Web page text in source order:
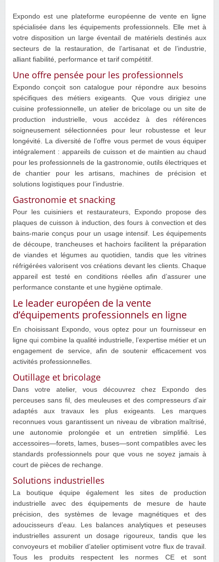
Expondo est une plateforme européenne de vente en ligne
spécialisée dans les équipements professionnels. Elle met à
votre disposition un large éventail de matériels destinés aux
secteurs de la restauration, de l’artisanat et de l’industrie,
alliant fiabilité, performance et tarif compétitif.
Une offre pensée pour les professionnels
Expondo conçoit son catalogue pour répondre aux besoins
spécifiques des métiers exigeants. Que vous dirigiez une
cuisine professionnelle, un atelier de bricolage ou un site de
production industrielle, vous accédez à des références
soigneusement sélectionnées pour leur robustesse et leur
longévité. La diversité de l’offre vous permet de vous équiper
intégralement : appareils de cuisson et de maintien au chaud
pour les professionnels de la gastronomie, outils électriques et
de chantier pour les artisans, machines de précision et
solutions logistiques pour l’industrie.
Gastronomie et snacking
Pour les cuisiniers et restaurateurs, Expondo propose des
plaques de cuisson à induction, des fours à convection et des
bains-marie conçus pour un usage intensif. Les équipements
de découpe, trancheuses et hachoirs facilitent la préparation
de viandes et légumes au quotidien, tandis que les vitrines
réfrigérées valorisent vos créations devant les clients. Chaque
appareil est testé en conditions réelles afin d’assurer une
performance constante et une hygiène optimale.
Le leader européen de la vente
d’équipements professionnels en ligne
En choisissant Expondo, vous optez pour un fournisseur en
ligne qui combine la qualité industrielle, l’expertise métier et un
engagement de service, afin de soutenir efficacement vos
activités professionnelles.
Outillage et bricolage
Dans votre atelier, vous découvrez chez Expondo des
perceuses sans fil, des meuleuses et des compresseurs d’air
adaptés aux travaux les plus exigeants. Les marques
reconnues vous garantissent un niveau de vibration maîtrisé,
une autonomie prolongée et un entretien simplifié. Les
accessoires—forets, lames, buses—sont compatibles avec les
standards professionnels pour que vous ne soyez jamais à
court de pièces de rechange.
Solutions industrielles
La boutique équipe également les sites de production
industrielle avec des équipements de mesure de haute
précision, des systèmes de levage magnétiques et des
adoucisseurs d’eau. Les balances analytiques et peseuses
industrielles assurent un dosage rigoureux, tandis que les
convoyeurs et mobilier d’atelier optimisent votre flux de travail.
Tous les produits respectent les normes CE et sont